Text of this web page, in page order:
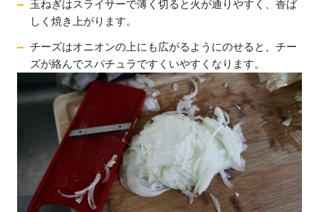
玉ねぎはスライサーで薄く切ると火が通りやすく、香ば
しく焼き上がります。
チーズはオニオンの上にも広がるようにのせると、チー
ズが絡んでスパチュラですくいやすくなります。